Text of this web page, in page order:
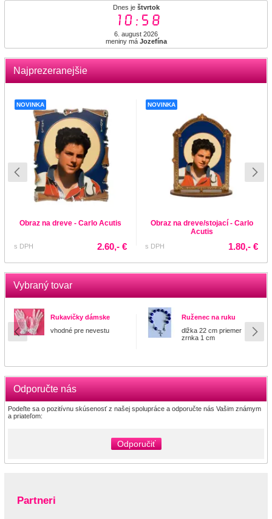
Dnes je štvrtok
10:58
6. august 2026
meniny má Jozefína
Najprezeranejšie
NOVINKA
Obraz na dreve - Carlo Acutis
s DPH 2.60,- €
NOVINKA
Obraz na dreve/stojací - Carlo
Acutis
s DPH 1.80,- €
Vybraný tovar
Rukavičky dámske
vhodné pre nevestu
Ruženec na ruku
dlžka 22 cm priemer
zrnka 1 cm
Odporučte nás
Podeľte sa o pozitívnu skúsenosť z našej spolupráce a odporučte nás Vašim známym
a priateľom:
Odporučiť
Partneri